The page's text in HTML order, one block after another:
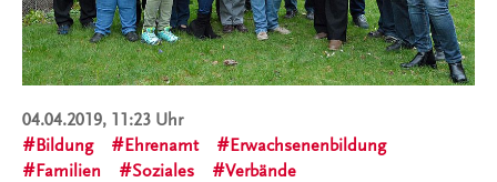
04.04.2019, 11:23 Uhr
Bildung
Ehrenamt
Erwachsenenbildung
Familien
Soziales
Verbände